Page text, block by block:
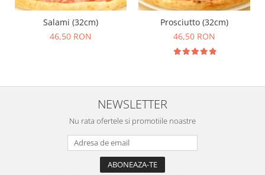
Salami (32cm)
46,50 RON
Prosciutto (32cm)
46,50 RON
NEWSLETTER
Nu rata ofertele si promotiile noastre